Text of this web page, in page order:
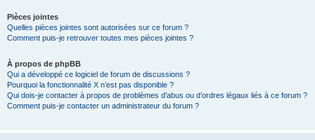
Pièces jointes
Quelles pièces jointes sont autorisées sur ce forum ?
Comment puis-je retrouver toutes mes pièces jointes ?
À propos de phpBB
Qui a développé ce logiciel de forum de discussions ?
Pourquoi la fonctionnalité X n’est pas disponible ?
Qui dois-je contacter à propos de problèmes d’abus ou d’ordres légaux liés à ce forum ?
Comment puis-je contacter un administrateur du forum ?